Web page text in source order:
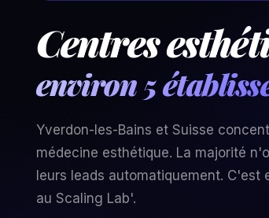
Centres
environ 5
Yverdon-les-Bains et Suisse
médecine esthétique. La majorité
leurs leads automatiquement.
au Scaling Lab'.